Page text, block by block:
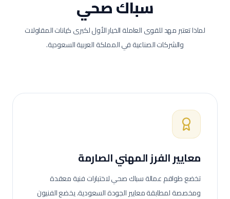
سباك صحي
لماذا تعتبر مهد للقوى العاملة الخيار الأول لكبرى كيانات المقاولات
والشركات الصناعية في المملكة العربية السعودية.
معايير الفرز المهني الصارمة
تخضع طواقم عمالةسباك صحيلاختبارات فنية معقدة
ومخصصة لمطابقة معايير الجودة السعودية.يخضع الفنيون